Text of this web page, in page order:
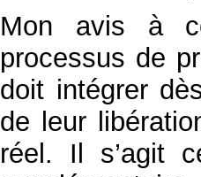
Mon avis à
processus de
doit intégrer
de leur
réel. Il s’agit